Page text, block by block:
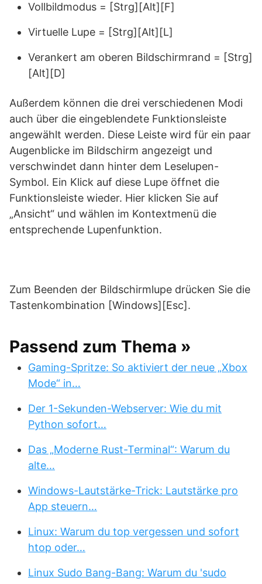
Vollbildmodus = [Strg][Alt][F]
Virtuelle Lupe = [Strg][Alt][L]
Verankert am oberen Bildschirmrand = [Strg]
[Alt][D]
Außerdem können die drei verschiedenen Modi
auch über die eingeblendete Funktionsleiste
angewählt werden. Diese Leiste wird für ein paar
Augenblicke im Bildschirm angezeigt und
verschwindet dann hinter dem Leselupen-
Symbol. Ein Klick auf diese Lupe öffnet die
Funktionsleiste wieder. Hier klicken Sie auf
„Ansicht“ und wählen im Kontextmenü die
entsprechende Lupenfunktion.
Zum Beenden der Bildschirmlupe drücken Sie die
Tastenkombination [Windows][Esc].
Passend zum Thema »
Gaming-Spritze: So aktiviert der neue „Xbox
Mode“ in…
Der 1-Sekunden-Webserver: Wie du mit
Python sofort…
Das „Moderne Rust-Terminal“: Warum du
alte…
Windows-Lautstärke-Trick: Lautstärke pro
App steuern…
Linux: Warum du top vergessen und sofort
htop oder…
Linux Sudo Bang-Bang: Warum du 'sudo